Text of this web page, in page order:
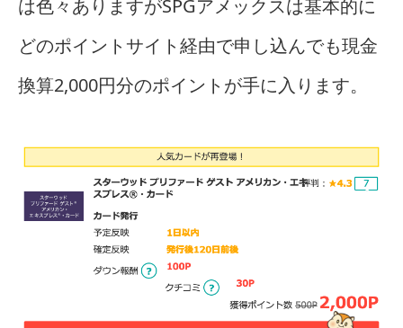
は色々ありますがSPGアメックスは基本的に
どのポイントサイト経由で申し込んでも現金
換算2,000円分のポイントが手に入ります。